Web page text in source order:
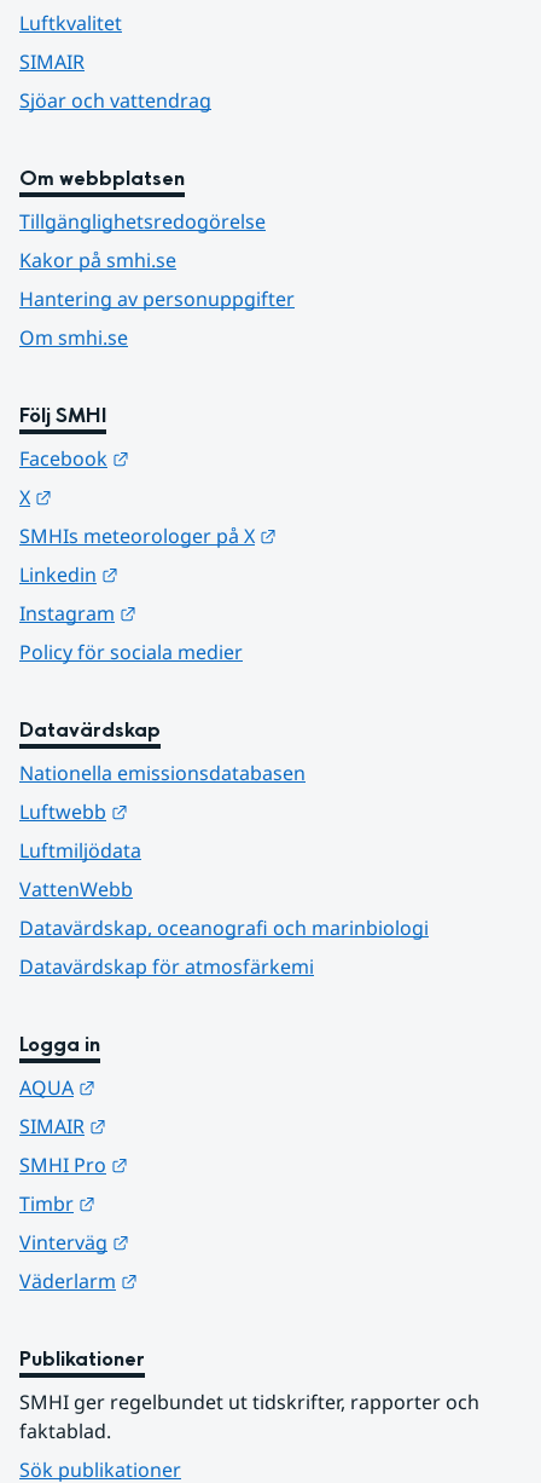
Luftkvalitet
SIMAIR
Sjöar och vattendrag
Om webbplatsen
Tillgänglighetsredogörelse
Kakor på smhi.se
Hantering av personuppgifter
Om smhi.se
Följ SMHI
Facebook
X
SMHIs meteorologer på X
Linkedin
Instagram
Policy för sociala medier
Datavärdskap
Nationella emissionsdatabasen
Luftwebb
Luftmiljödata
VattenWebb
Datavärdskap, oceanografi och marinbiologi
Datavärdskap för atmosfärkemi
Logga in
AQUA
SIMAIR
SMHI Pro
Timbr
Vinterväg
Väderlarm
Publikationer
SMHI ger regelbundet ut tidskrifter, rapporter och
faktablad.
Sök publikationer